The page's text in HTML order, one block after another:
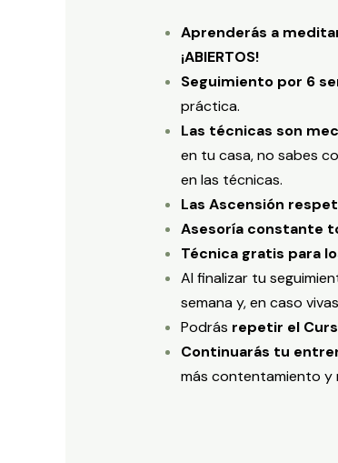
Aprenderás a
¡ABIERTOS!
Seguimiento por 6
práctica.
Las técnicas son
en tu casa, no sabes
en las técnicas.
Las Ascensión
Asesoría constante
Técnica gratis para
Al finalizar tu
semana y, en caso
Podrás repetir el
Continuarás tu
más contentamiento y